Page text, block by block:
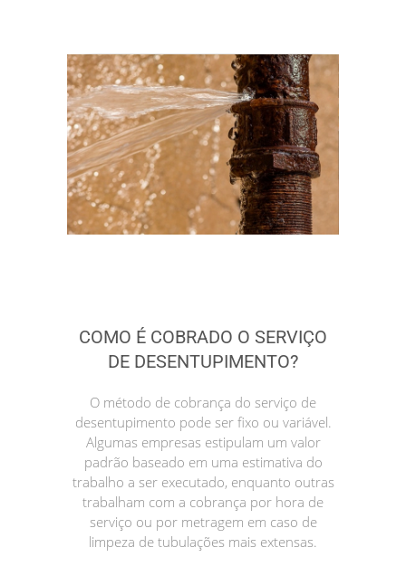
COMO É COBRADO O SERVIÇO
DE DESENTUPIMENTO?
O método de cobrança do serviço de
desentupimento pode ser fixo ou variável.
Algumas empresas estipulam um valor
padrão baseado em uma estimativa do
trabalho a ser executado, enquanto outras
trabalham com a cobrança por hora de
serviço ou por metragem em caso de
limpeza de tubulações mais extensas.